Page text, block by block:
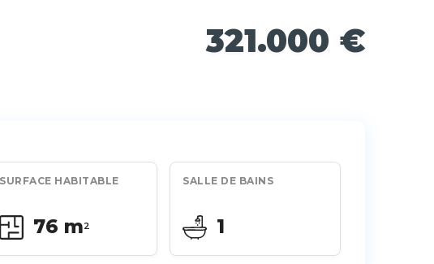
321.000 €
SURFACE HABITABLE
76 m2
SALLE DE BAINS
1